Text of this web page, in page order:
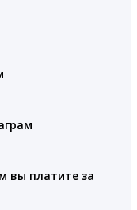
вы платите за